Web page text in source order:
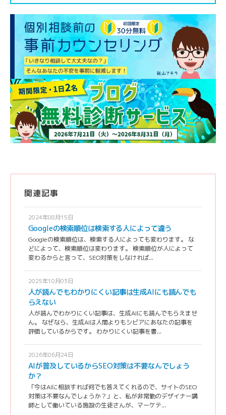
関連記事
2024年08月15日
Googleの検索順位は検索する人によって違う
Googleの検索順位は、検索する人によっても変わります。 な
どによって、検索順位は変わります。 検索順位が人によって
変わるからと言って、SEO対策をしなければ...
2025年10月03日
人が読んでもわかりにくい記事は生成AIにも読んでも
らえない
人が読んでわかりにくい記事は、生成AIにも読んでもらえませ
ん。 なぜなら、生成AIは人間よりもシビアにあなたの記事を
評価しているからです。 わかりにくい記事を書...
2026年06月24日
AIが普及しているからSEO対策は不要なんでしょう
か？
「今はAIに相談すれば何でも答えてくれるので、サイトのSEO
対策は不要なんでしょうか？」と、私が非常勤のデザイナー講
師として働いている施設の生徒さんが、マーケテ...